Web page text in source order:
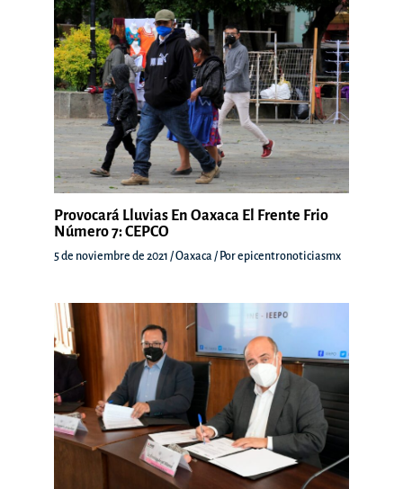
Provocará Lluvias En Oaxaca El Frente Frio
Número 7: CEPCO
5 de noviembre de 2021 /Oaxaca / Porepicentronoticiasmx